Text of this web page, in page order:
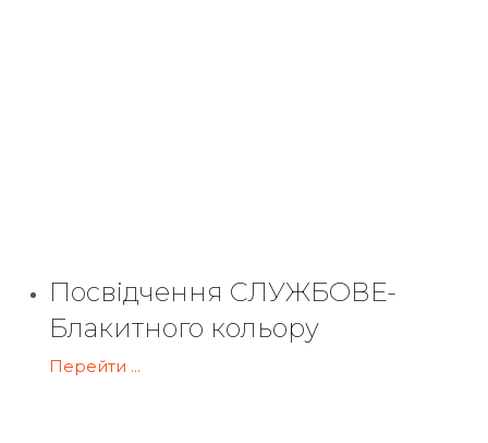
Посвідчення СЛУЖБОВЕ-
Блакитного кольору
Перейти ...